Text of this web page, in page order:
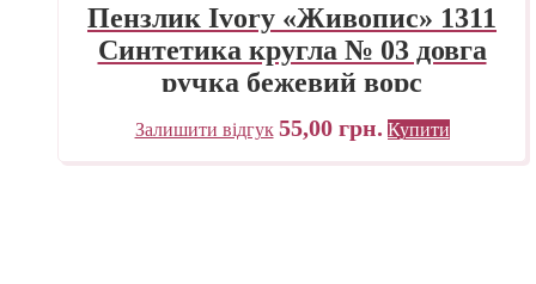
Пензлик Ivory «Живопис» 1311
Синтетика кругла № 03 довга
ручка бежевий ворс
Залишити відгук 55,00 грн. Купити